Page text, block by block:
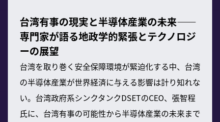
台湾有事の現実と半導体産業の未来――
専門家が語る地政学的緊張とテクノロジ
ーの展望
台湾を取り巻く安全保障環境が緊迫化する中、台湾
の半導体産業が世界経済に与える影響は計り知れな
い。台湾政府系シンクタンクDSETのCEO、張智程
氏に、台湾有事の可能性から半導体産業の未来まで